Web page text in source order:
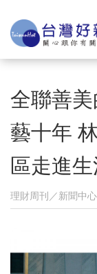
全聯善
藝十年
區走進
理財周刊／新聞中心